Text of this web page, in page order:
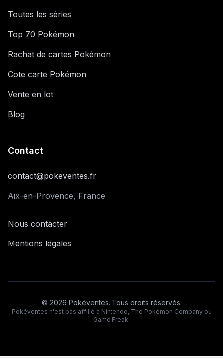
Toutes les séries
Top 70 Pokémon
Rachat de cartes Pokémon
Cote carte Pokémon
Vente en lot
Blog
Contact
contact@pokeventes.fr
Aix-en-Provence, France
Nous contacter
Mentions légales
© 2026 Pokéventes. Tous droits réservés.
Pokéventes n'est pas affilié à Nintendo, The Pokémon Company ou
Game Freak.